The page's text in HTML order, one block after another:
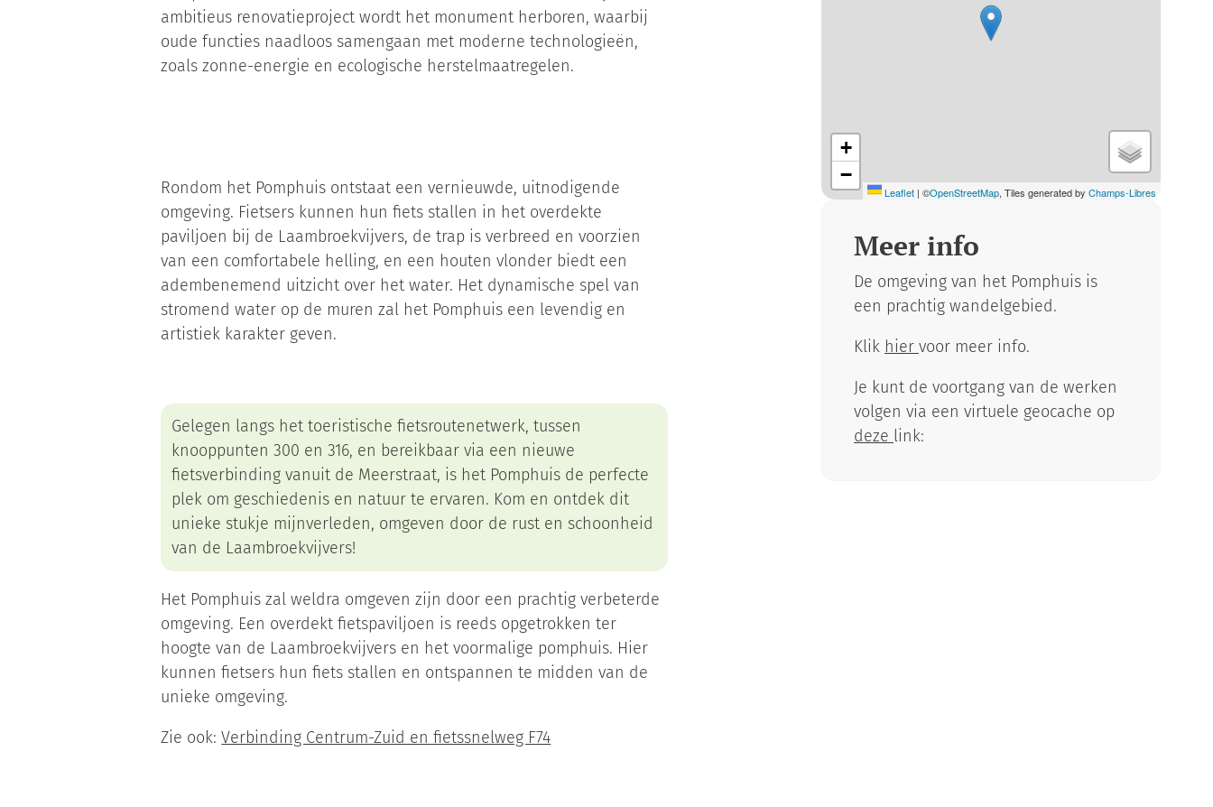
ambitieus renovatieproject wordt het monument herboren, waarbij
oude functies naadloos samengaan met moderne technologieën,
zoals zonne-energie en ecologische herstelmaatregelen.
Rondom het Pomphuis ontstaat een vernieuwde, uitnodigende
omgeving. Fietsers kunnen hun fiets stallen in het overdekte
paviljoen bij de Laambroekvijvers, de trap is verbreed en voorzien
van een comfortabele helling, en een houten vlonder biedt een
adembenemend uitzicht over het water. Het dynamische spel van
stromend water op de muren zal het Pomphuis een levendig en
artistiek karakter geven.
Gelegen langs het toeristische fietsroutenetwerk, tussen
knooppunten 300 en 316, en bereikbaar via een nieuwe
fietsverbinding vanuit de Meerstraat, is het Pomphuis de perfecte
plek om geschiedenis en natuur te ervaren. Kom en ontdek dit
unieke stukje mijnverleden, omgeven door de rust en schoonheid
van de Laambroekvijvers!
Het Pomphuis zal weldra omgeven zijn door een prachtig verbeterde
omgeving. Een overdekt fietspaviljoen is reeds opgetrokken ter
hoogte van de Laambroekvijvers en het voormalige pomphuis. Hier
kunnen fietsers hun fiets stallen en ontspannen te midden van de
unieke omgeving.
Zie ook:Verbinding Centrum-Zuid en fietssnelweg F74
+
−
Leaflet | ©OpenStreetMap, Tiles generated by Champs-Libres
Meer info
De omgeving van het Pomphuis is
een prachtig wandelgebied.
Klik hier voor meer info.
Je kunt de voortgang van de werken
volgen via een virtuele geocache op
deze link: